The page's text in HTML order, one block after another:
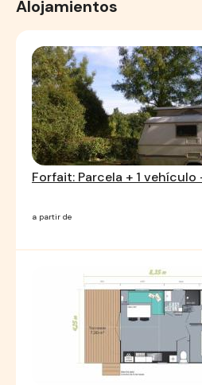
Alojamientos
Forfait: Parcela + 1
a partir de